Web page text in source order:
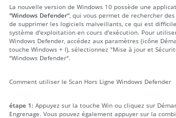
La nouvelle version de Windows 10 possède une
"Windows Defender" , qui vous permet de rechercher
de supprimer les logiciels malveillants, ce qui est
système d'exploitation en cours d'exécution. Pour
Windows Defender, accédez aux paramètres (icône
touche Windows + I), sélectionnez "Mise à jour et
"Windows Defender".
Comment utiliser le Scan Hors Ligne Windows Defender
étape 1: Appuyez sur la touche Win ou cliquez sur
Engrenage. Vous pouvez également appuyer sur la